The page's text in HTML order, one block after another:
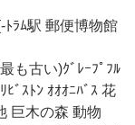
ﾄﾗﾑ駅 郵便博物館
も古い)ｸﾞﾚｰﾌﾟﾌﾙ
ﾞｽﾄﾝ ｵｵｵﾆﾊﾞｽ 花
巨木の森 動物